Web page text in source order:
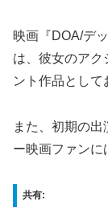
映画『DOA/デ
は、彼女のアク
ント作品として
また、初期の
ー映画ファンに
共有: